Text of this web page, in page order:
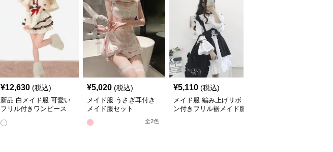
¥12,630 (税込)
新品 白メイド服 可愛い
フリル付きワンピース
ト
¥5,020 (税込)
メイド服 うさぎ耳付き
メイド服セット
全2色
¥5,110 (税込)
メイド服 編み上げリボ
ン付きフリル裾メイド服